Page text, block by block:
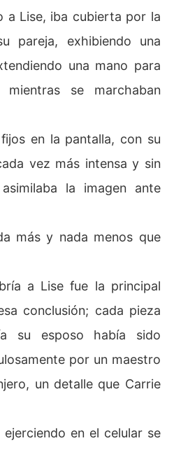
a Lise, iba cubierta por la
pareja, exhibiendo una
una mano para
se marchaban
en la pantalla, con su
vez más intensa y sin
la imagen ante
más y nada menos que
a Lise fue la principal
conclusión; cada pieza
su esposo había sido
por un maestro
un detalle que Carrie
en el celular se